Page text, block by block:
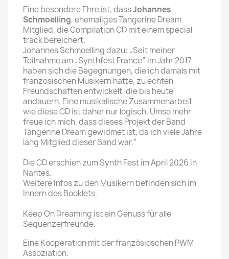
Eine besondere Ehre ist, dassJohannes
Schmoelling, ehemaliges Tangerine Dream
Mitglied, die Compilation CD mit einem special
track bereichert.
Johannes Schmoelling dazu: „Seit meiner
Teilnahme am „Synthfest France“ im Jahr 2017
haben sich die Begegnungen, die ich damals mit
französischen Musikern hatte, zu echten
Freundschaften entwickelt, die bis heute
andauern. Eine musikalische Zusammenarbeit
wie diese CD ist daher nur logisch. Umso mehr
freue ich mich, dass dieses Projekt der Band
Tangerine Dream gewidmet ist, da ich viele Jahre
lang Mitglied dieser Band war.“
Die CD erschien zum Synth Fest im April 2026 in
Nantes.
Weitere Infos zu den Musikern befinden sich im
Innern des Booklets.
Keep On Dreaming ist ein Genuss für alle
Sequenzerfreunde.
Eine Kooperation mit der französioschen PWM
Assoziation.